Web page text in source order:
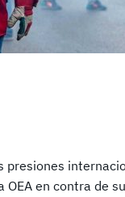
en contra de